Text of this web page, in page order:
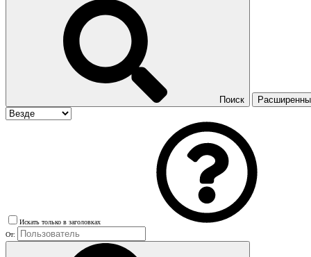
Поиск
Искать только в заголовках
От: